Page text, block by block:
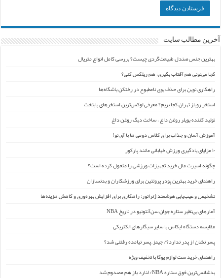
آخرین مطالب سایت
بهترین جنس صندل طبیعت‌گردی چیست؟ بررسی کامل انواع متریال
کجا می‌تونی هم آفتاب بگیری، هم ریلکس کنی؟
راهکاری نوین برای حذف بوی نامطبوع در رختکن باشگاه‌ها
استخر روباز تهران کجا بریم؟ معرفی لوکس‌ترین استخرهای پایتخت
تولید کننده بویلر روغن داغ ، ساخت دیگ روغن داغ
آموزش آسان و جذاب برای کلاس دومی ها با آی نو!
۱۰ مزایای یادگیری ورزش خیابانی مانند پارکور
چگونه اسپرت مال خرید تجهیزات ورزشی را متحول کرده است؟
راهنمای خرید بهترین پودر پروتئین برای ورزشکاران و بدنسازان
تشخیص و عیب‌یابی هوشمند ژنراتور: راهکاری برای افزایش بهره‌وری و کاهش هزینه‌ها
آمارهای بی‌نظیر ستاره جوان سن‌آنتونیو در تاریخ NBA
مقایسه دستگاه ایکاس با سایر سیگارهای الکتریکی
پسر نشان از پدر ندارد؟/ جیمز ِ پسر نیامده رفتنی شد؟
راهنمای خرید ست لوازم یوگا با تخفیف ویژه
بدشانس‌ترین فوق ستاره NBA/ لنارد باز هم مصدوم شد